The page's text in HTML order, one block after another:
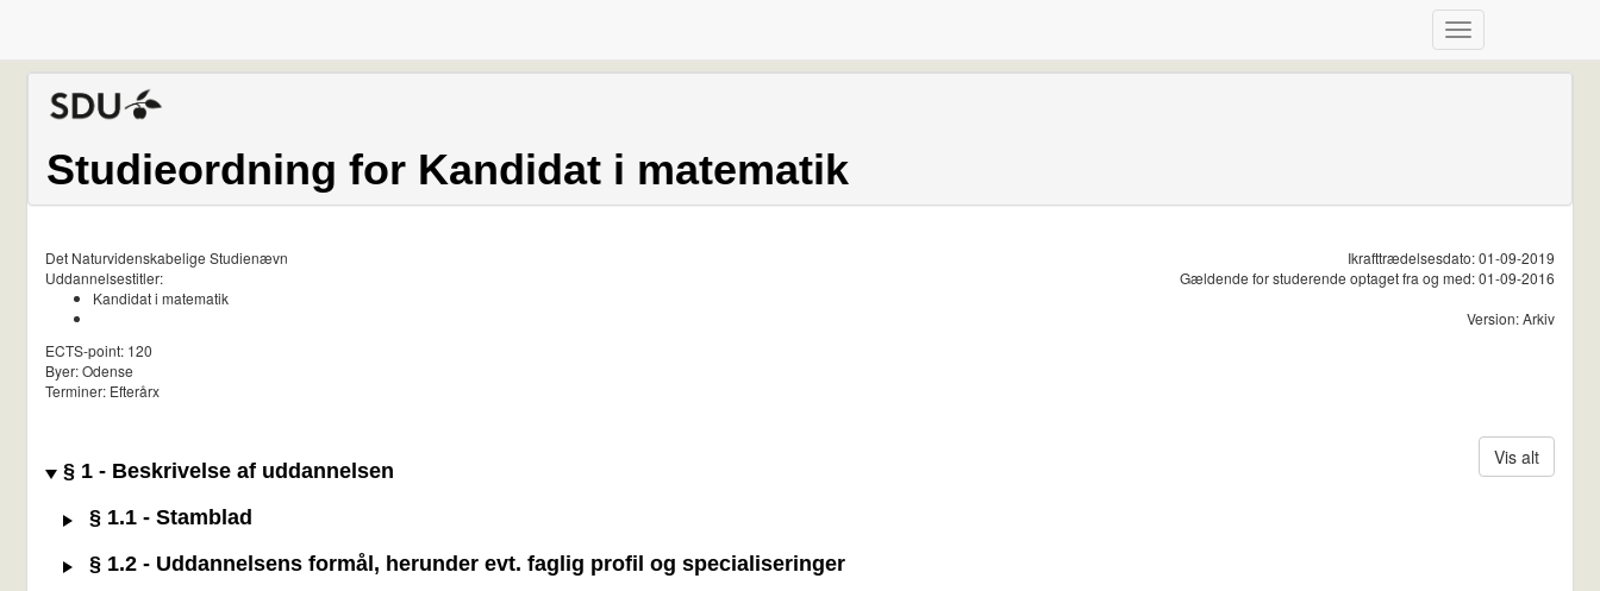
Studieordning for Kandidat i matematik
Det Naturvidenskabelige Studienævn
Uddannelsestitler:
Kandidat i matematik
ECTS-point: 120
Byer: Odense
Terminer: Efterårx
Ikrafttrædelsesdato: 01-09-2019
Gældende for studerende optaget fra og med: 01-09-2016
Version: Arkiv
Vis alt
§ 1 - Beskrivelse af uddannelsen
§ 1.1 - Stamblad
§ 1.2 - Uddannelsens formål, herunder evt. faglig profil og specialiseringer